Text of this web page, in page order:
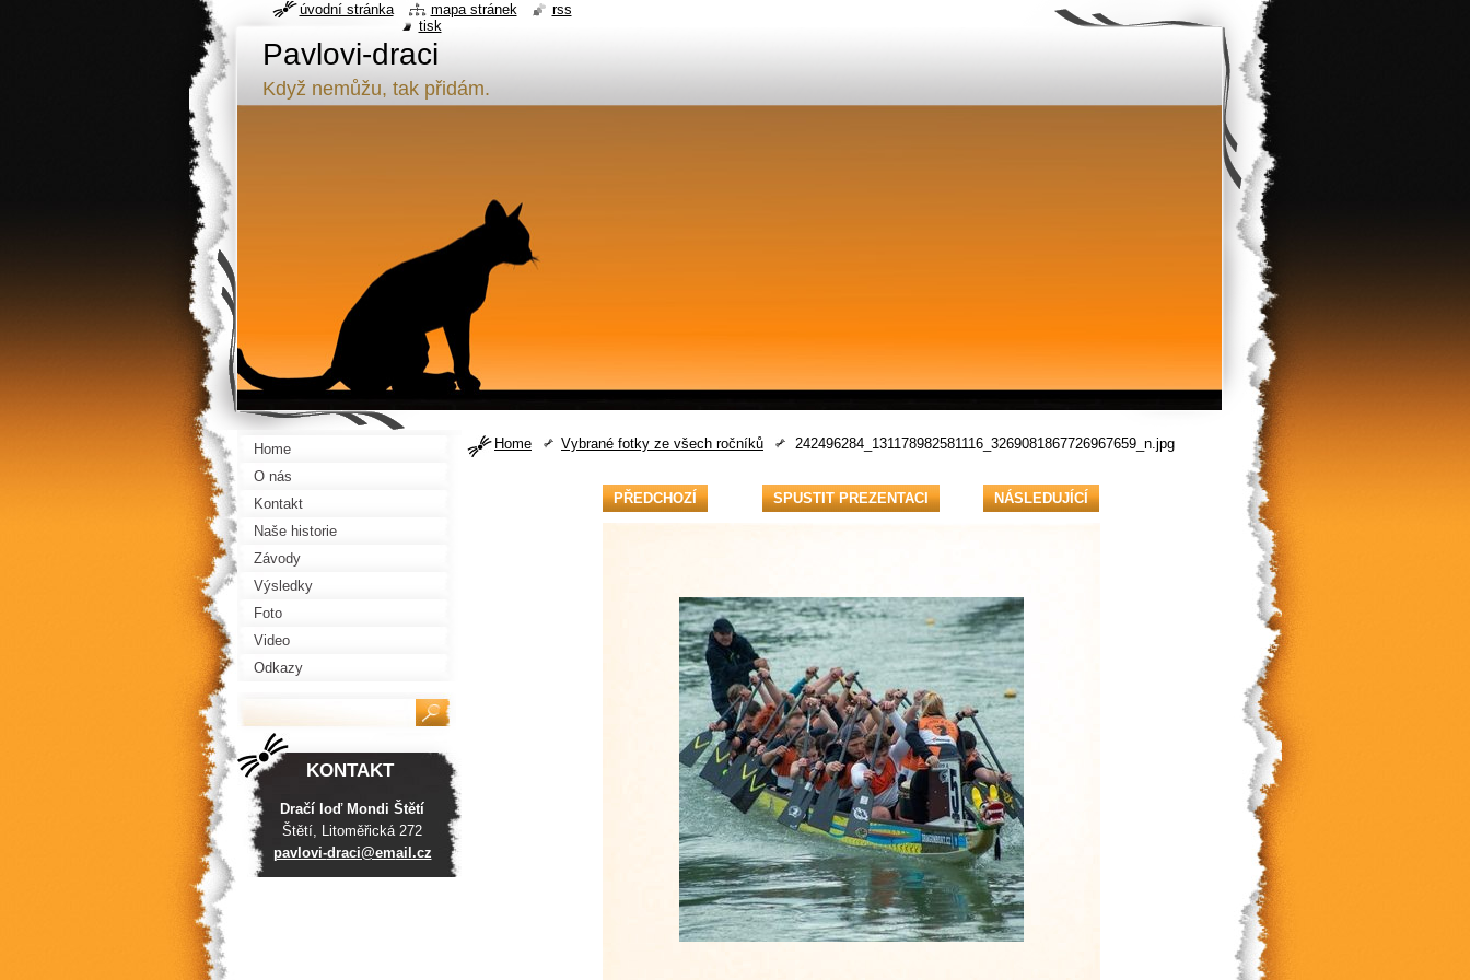
Pavlovi-draci
Když nemůžu, tak přidám.
Home Vybrané fotky ze všech ročníků 242496284_131178982581116_3269081867726967659_n.jpg
PŘEDCHOZÍ SPUSTIT PREZENTACI NÁSLEDUJÍCÍ
Home
O nás
Kontakt
Naše historie
Závody
Výsledky
Foto
Video
Odkazy
KONTAKT
Dračí loď Mondi Štětí
Štětí, Litoměřická 272
pavlovi-draci@email.cz
úvodní stránka mapa stránek
rss
tisk